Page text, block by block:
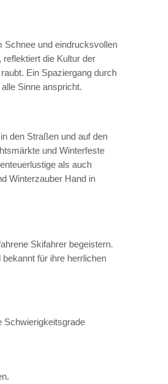
Schnee und eindrucksvollen
die Kultur der
Ein Spaziergang durch
Sinne anspricht.
den Straßen und auf den
und Winterfeste
als auch
Winterzauber Hand in
Skifahrer begeistern.
für ihre herrlichen
Schwierigkeitsgrade